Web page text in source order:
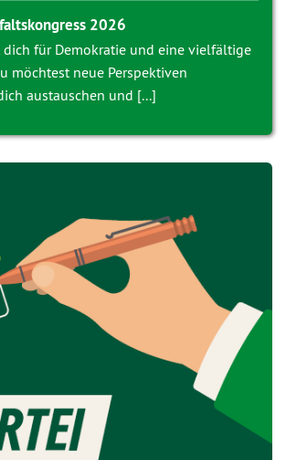
2026
dich für Demokratie und eine vielfältige
möchtest neue Perspektiven
austauschen und [...]